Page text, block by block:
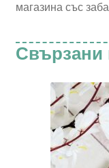
магазина със
Свързани